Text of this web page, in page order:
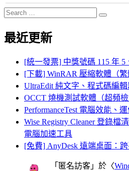
Search
for:
Search
最近更新
[統一發票] 中獎號碼 115 年 5
[下載] WinRAR 壓縮軟體（繁
UltraEdit 純文字、程式碼編
OCCT 燒機測試軟體（超頻檢
PerformanceTest 電腦效能、
Wise Registry Cleaner 登錄檔
電腦加速工具
[免費] AnyDesk 遠端桌面：
「 匿名訪客 」於〈